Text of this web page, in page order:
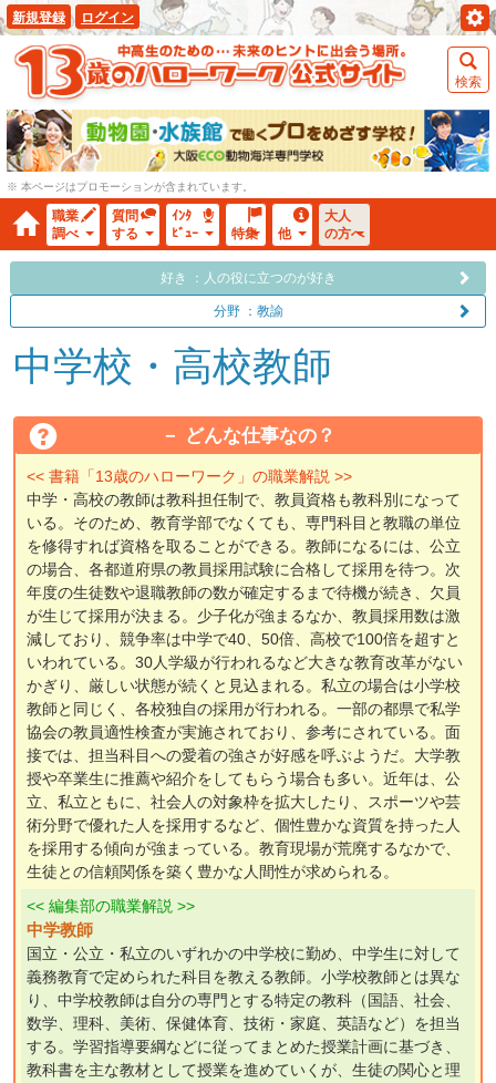
新規登録 ログイン
検索
※ 本ページはプロモーションが含まれています。
職業
調べ
質問
する
ｲﾝﾀ
ﾋﾞｭｰ
特集 他
大人
の方へ
好き ：人の役に立つのが好き
分野 ：教諭
中学校・高校教師
どんな仕事なの？
<< 書籍「13歳のハローワーク」の職業解説 >>
中学・高校の教師は教科担任制で、教員資格も教科別になって
いる。そのため、教育学部でなくても、専門科目と教職の単位
を修得すれば資格を取ることができる。教師になるには、公立
の場合、各都道府県の教員採用試験に合格して採用を待つ。次
年度の生徒数や退職教師の数が確定するまで待機が続き、欠員
が生じて採用が決まる。少子化が強まるなか、教員採用数は激
減しており、競争率は中学で40、50倍、高校で100倍を超すと
いわれている。30人学級が行われるなど大きな教育改革がない
かぎり、厳しい状態が続くと見込まれる。私立の場合は小学校
教師と同じく、各校独自の採用が行われる。一部の都県で私学
協会の教員適性検査が実施されており、参考にされている。面
接では、担当科目への愛着の強さが好感を呼ぶようだ。大学教
授や卒業生に推薦や紹介をしてもらう場合も多い。近年は、公
立、私立ともに、社会人の対象枠を拡大したり、スポーツや芸
術分野で優れた人を採用するなど、個性豊かな資質を持った人
を採用する傾向が強まっている。教育現場が荒廃するなかで、
生徒との信頼関係を築く豊かな人間性が求められる。
<< 編集部の職業解説 >>
中学教師
国立・公立・私立のいずれかの中学校に勤め、中学生に対して
義務教育で定められた科目を教える教師。小学校教師とは異な
り、中学校教師は自分の専門とする特定の教科（国語、社会、
数学、理科、美術、保健体育、技術・家庭、英語など）を担当
する。学習指導要綱などに従ってまとめた授業計画に基づき、
教科書を主な教材として授業を進めていくが、生徒の関心と理